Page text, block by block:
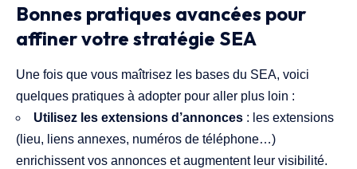
Bonnes pratiques avancées pour
affiner votre stratégie SEA
Une fois que vous maîtrisez les bases du SEA, voici
quelques pratiques à adopter pour aller plus loin :
Utilisez les extensions d’annonces : les extensions
(lieu, liens annexes, numéros de téléphone…)
enrichissent vos annonces et augmentent leur visibilité.